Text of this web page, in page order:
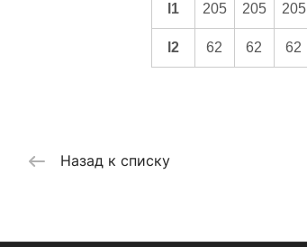
l1 205 205 205
l2 62 62 62
Назад к списку